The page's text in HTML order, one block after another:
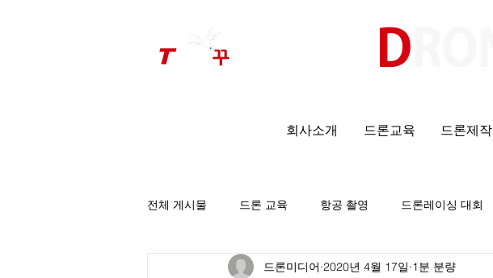
회사소개 드론교육 드론제작
전체 게시물 드론 교육 항공 촬영 드론레이싱 대회
팀꾸러기 소식 드론미디어 2020년 4월 17일 1분 분량